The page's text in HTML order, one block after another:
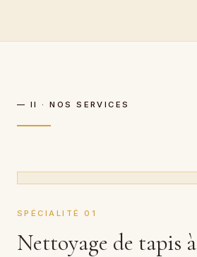
— II · NOS SERVICES
SPÉCIALITÉ 01
Nettoyage de tapis à